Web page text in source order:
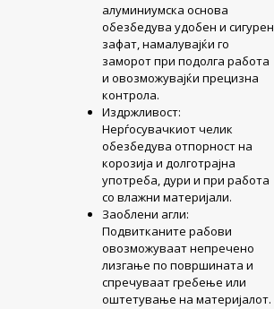
алуминиумска основа
обезбедува удобен и сигурен
зафат, намалувајќи го
заморот при подолга работа
и овозможувајќи прецизна
контрола.
Издржливост:
Нерѓосувачкиот челик
обезбедува отпорност на
корозија и долготрајна
употреба, дури и при работа
со влажни материјали.
Заоблени агли:
Подвитканите рабови
овозможуваат непречено
лизгање по површината и
спречуваат гребење или
оштетување на материјалот.